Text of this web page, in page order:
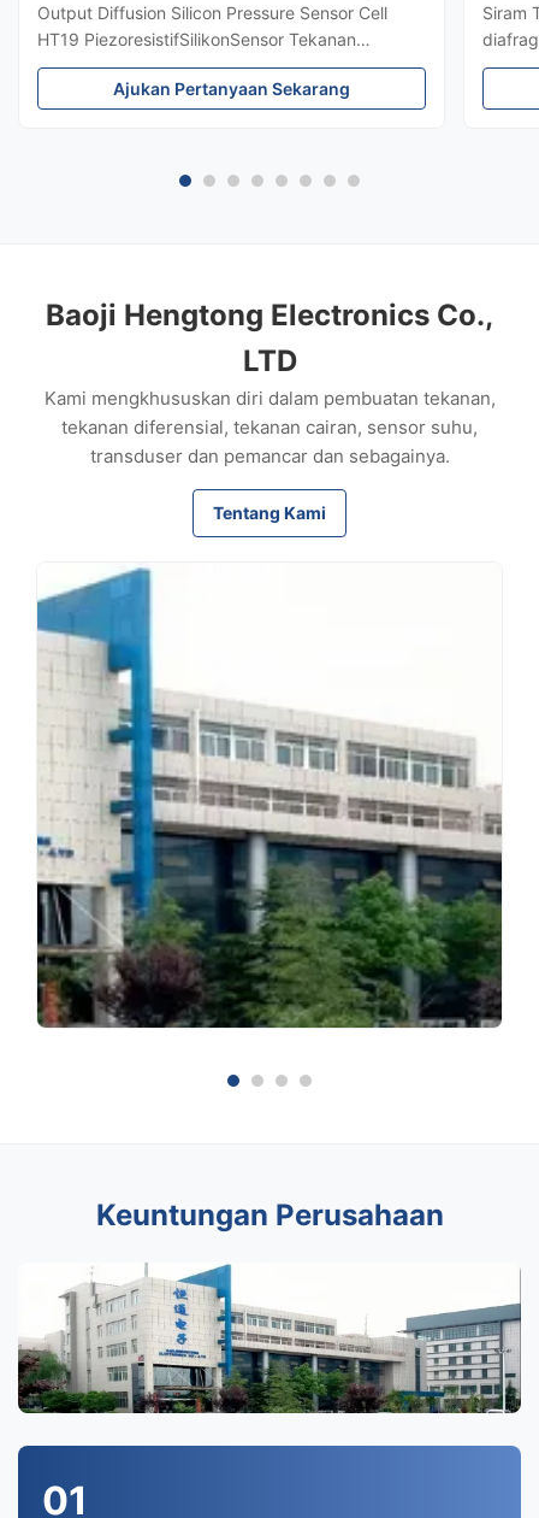
Output Diffusion Silicon Pressure Sensor Cell
HT19 PiezoresistifSilikonSensor Tekanan
Pengenalan sensor tekanan silikon 15mm: HT19
piezoresistive silicon pressure sensor, komponen
Ajukan Pertanyaan Sekarang
Siram
Baoji Hengtong Electronics Co.,
LTD
Kami mengkhususkan diri dalam pembuatan tekanan,
tekanan diferensial, tekanan cairan, sensor suhu,
transduser dan pemancar dan sebagainya.
Tentang Kami
Keuntungan Perusahaan
01